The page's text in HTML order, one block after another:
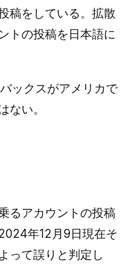
稿をしている。拡散
トの投稿を日本語に
ックスがアメリカで
ない。
るアカウントの投稿
年12月9日現在そ
って誤りと判定し